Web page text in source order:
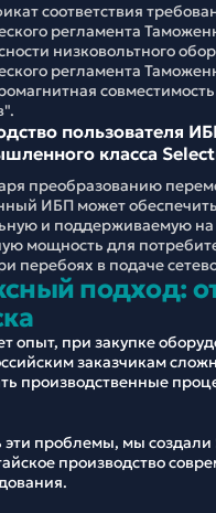
соответствия
регламента
низковольтного
регламента
пользователя
класса
преобразованию
ИБП может
и поддерживаемую
мощность для
перебоях в подаче
подход:
опыт, при закупке
заказчикам
производственные
проблемы, мы
производство